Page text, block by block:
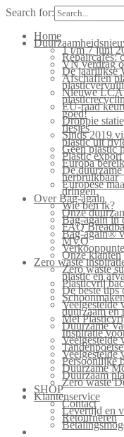
Search for:
Home
1 t/m 7 juni
Repaircafés:
VN verdrag
De jaarlijkse
Afschaffen
Nieuwe LCA
EU-raad
goed!
Droppie
flesjes
Sinds 2019
plastic uit
Geen plastic
Plastic
Europa
De
herbruikbaar
Europese
dringen.
Over Bag-again
Wie ben ik?
Onze
Bag-again in
FAQ
Bag-again®
MVO
Onze klanten
Zero waste
Zero waste
plastic en
Plasticvrij
De beste tips
Veelgestelde
duurzaam
Mei
Duurzame
Inspiratie
Veelgestelde
Veelgestelde
Persoonlijke
Duurzame
Duurzaam
Zero waste
SHOP
Klantenservice
Contact
Levertijd en
Retourneren